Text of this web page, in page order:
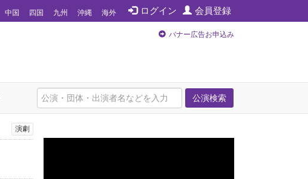
ログイン 会員登録
中国 四国 九州 沖縄 海外
バナー広告お申込み
公演検索
演劇